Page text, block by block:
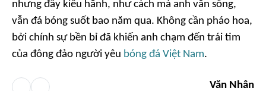
nhưng đầy kiêu hãnh, như cách mà anh vẫn sống,
vẫn đá bóng suốt bao năm qua. Không cần pháo hoa,
bởi chính sự bền bỉ đã khiến anh chạm đến trái tim
của đông đảo người yêu bóng đá Việt Nam.
Văn Nhân